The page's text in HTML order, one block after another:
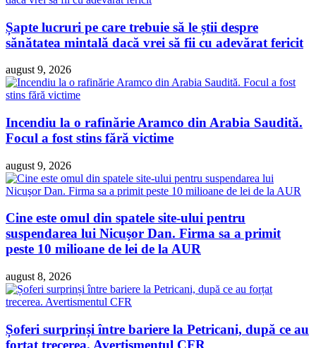
Șapte lucruri pe care trebuie să le știi despre
sănătatea mintală dacă vrei să fii cu adevărat fericit
august 9, 2026
Incendiu la o rafinărie Aramco din Arabia Saudită.
Focul a fost stins fără victime
august 9, 2026
Cine este omul din spatele site-ului pentru
suspendarea lui Nicuşor Dan. Firma sa a primit
peste 10 milioane de lei de la AUR
august 8, 2026
Șoferi surprinși între bariere la Petricani, după ce au
forțat trecerea. Avertismentul CFR